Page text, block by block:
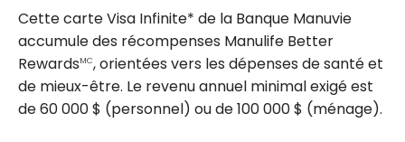
Cette carte Visa Infinite* de la Banque Manuvie
accumule des récompenses Manulife Better
RewardsMC, orientées vers les dépenses de santé et
de mieux-être. Le revenu annuel minimal exigé est
de 60 000 $ (personnel) ou de 100 000 $ (ménage).